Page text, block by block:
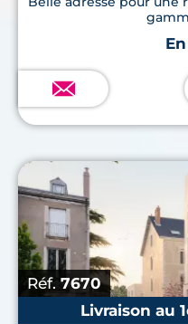
Réf. 7670
Livraison au